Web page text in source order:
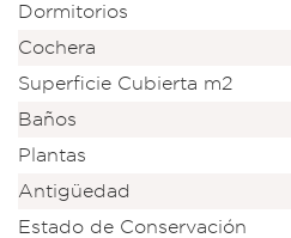
Dormitorios
Cochera
Superficie Cubierta m2
Baños
Plantas
Antigüedad
Estado de Conservación